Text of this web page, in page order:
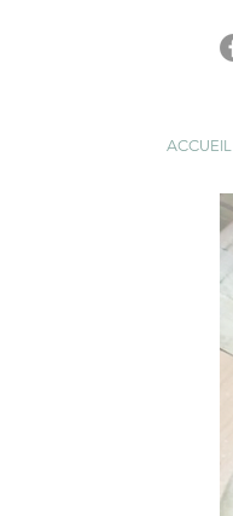
ACCUEIL